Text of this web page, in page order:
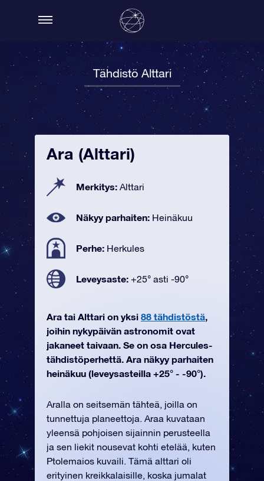
Tähdistö Alttari
Ara (Alttari)
Merkitys: Alttari
Näkyy parhaiten: Heinäkuu
Perhe: Herkules
Leveysaste: +25° asti -90°
Ara tai Alttari on yksi 88 tähdistöstä,
joihin nykypäivän astronomit ovat
jakaneet taivaan. Se on osa Hercules-
tähdistöperhettä. Ara näkyy parhaiten
heinäkuu (leveysasteilla +25° - -90°).
Aralla on seitsemän tähteä, joilla on
tunnettuja planeettoja. Araa kuvataan
yleensä pohjoisen sijainnin perusteella
ja sen liekit nousevat kohti etelää, kuten
Ptolemaios kuvaili. Tämä alttari oli
erityinen kreikkalaisille, koska jumalat